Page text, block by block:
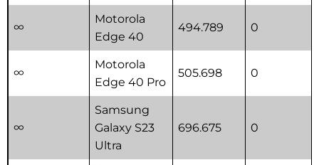
∞
Motorola
Edge 40
494.789 0
∞
Motorola
Edge 40 Pro
505.698 0
∞
Samsung
Galaxy S23
Ultra
696.675 0